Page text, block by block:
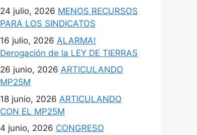
24 julio, 2026 MENOS RECURSOS
PARA LOS SINDICATOS
16 julio, 2026 ALARMA!
Derogación de la LEY DE TIERRAS
26 junio, 2026 ARTICULANDO
MP25M
18 junio, 2026 ARTICULANDO
CON EL MP25M
4 junio, 2026 CONGRESO